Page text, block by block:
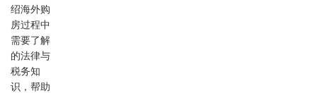
绍海外购
房过程中
需要了解
的法律与
税务知
识，帮助